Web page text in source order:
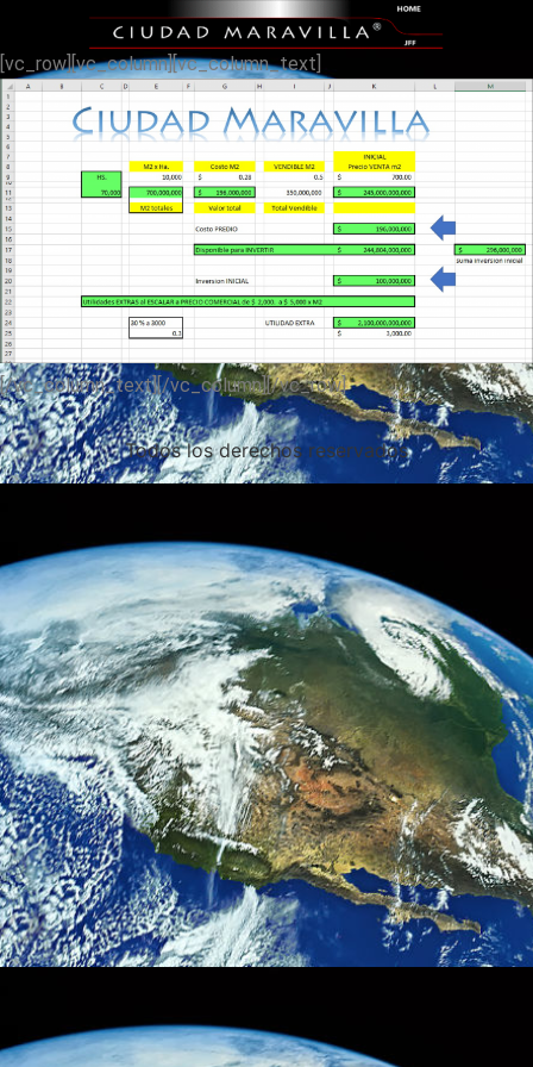
[vc_row][vc_column][vc_column_text]
[/vc_column_text][/vc_column][/vc_row]
Todos los derechos reservados